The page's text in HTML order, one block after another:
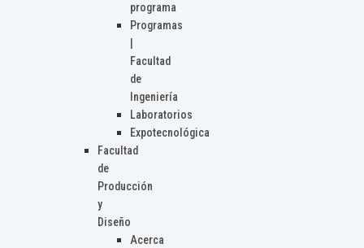
programa
Programas
Facultad
de
Ingeniería
Laboratorios
Expotecnológica
Facultad
de
Producción
y
Diseño
Acerca